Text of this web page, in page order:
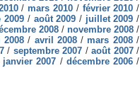
/mars 2010 / février 2010 /
2009 / août 2009 / juillet 2009 /
2008 / novembre 2008 /
2008/ avril 2008/mars 2008/
/ septembre 2007 / août 2007/
janvier 2007 / décembre 2006 /